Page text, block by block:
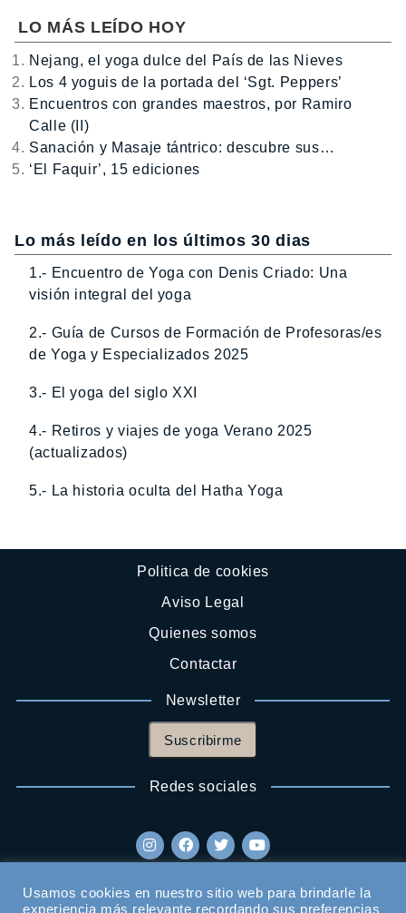
LO MÁS LEÍDO HOY
Nejang, el yoga dulce del País de las Nieves
Los 4 yoguis de la portada del ‘Sgt. Peppers’
Encuentros con grandes maestros, por Ramiro
Calle (II)
Sanación y Masaje tántrico: descubre sus…
‘El Faquir’, 15 ediciones
Lo más leído en los últimos 30 dias
1.- Encuentro de Yoga con Denis Criado: Una
visión integral del yoga
2.- Guía de Cursos de Formación de Profesoras/es
de Yoga y Especializados 2025
3.- El yoga del siglo XXI
4.- Retiros y viajes de yoga Verano 2025
(actualizados)
5.- La historia oculta del Hatha Yoga
Politica de cookies
Aviso Legal
Quienes somos
Contactar
Newsletter
Suscribirme
Redes sociales
Usamos cookies en nuestro sitio web para brindarle la
experiencia más relevante recordando sus preferencias